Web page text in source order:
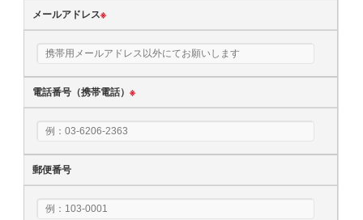
メールアドレス※
電話番号（携帯電話）※
郵便番号